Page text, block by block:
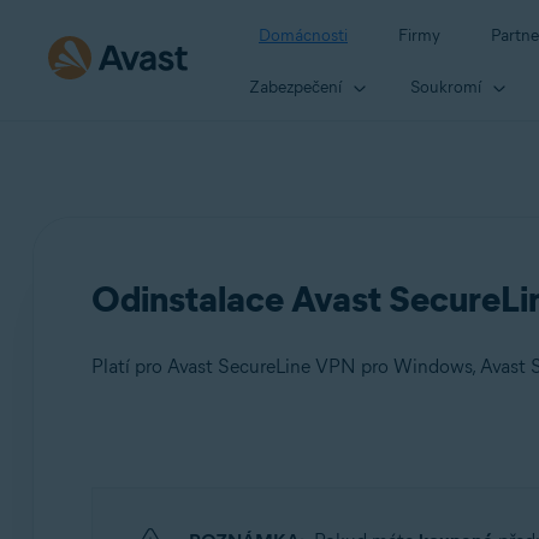
Domácnosti Firmy
Zabezpečení Soukromí
Odinstalace Avast
Avast SecureLine VPN 4.x pro Mac